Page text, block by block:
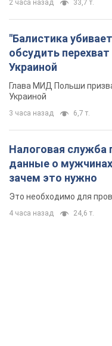
2 часа назад 33,7 т.
"Балистика
обсудить
Украиной
Глава МИД Польши
Украиной
3 часа назад 6,7 т.
Налоговая
данные о
зачем это нужно
Это необходимо для
4 часа назад 24,6 т.